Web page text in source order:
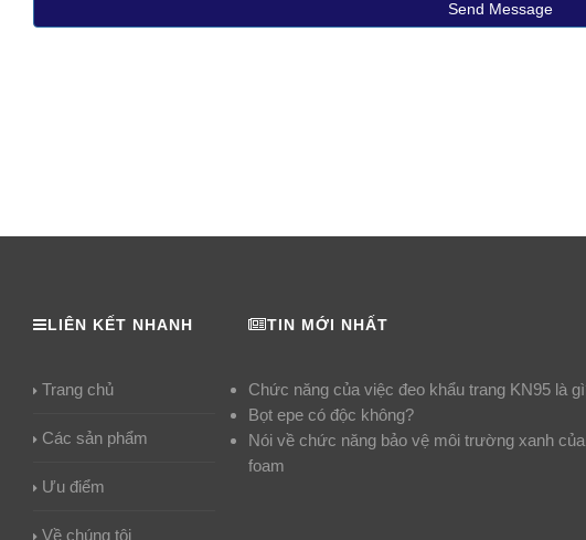
LIÊN KẾT NHANH
Trang chủ
Các sản phẩm
Ưu điểm
Về chúng tôi
TIN MỚI NHẤT
Chức năng của việc đeo khẩu trang KN95 là
Bọt epe có độc không?
Nói về chức năng bảo vệ môi trường xanh
foam